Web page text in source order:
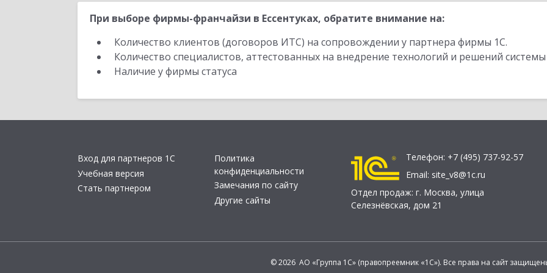
При выборе фирмы-франчайзи в Ессентуках, обратите внимание на:
Количество клиентов (договоров ИТС) на сопровождении у партнера фирмы 1С.
Количество специалистов, аттестованных на внедрение технологий и решений
Наличие у фирмы статуса
Вход для партнеров 1С
Учебная версия
Стать партнером
Политика
конфиденциальности
Замечания по сайту
Другие сайты
Телефон: +7 (495) 737-92-57
Email: site_v8@1c.ru
Отдел продаж: г. Москва, улица
Селезнёвская, дом 21
© 2026 АО «Группа 1С» (правопреемник «1С»). Все права на сайт